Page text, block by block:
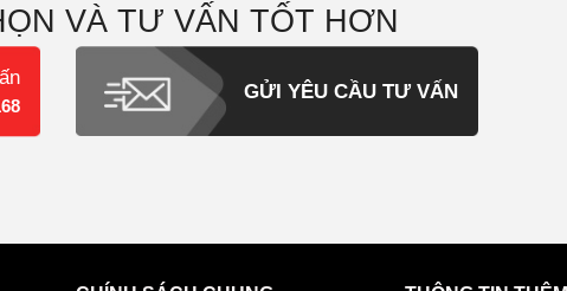
VÀ TƯ VẤN TỐT HƠN
GỬI YÊU CẦU TƯ VẤN